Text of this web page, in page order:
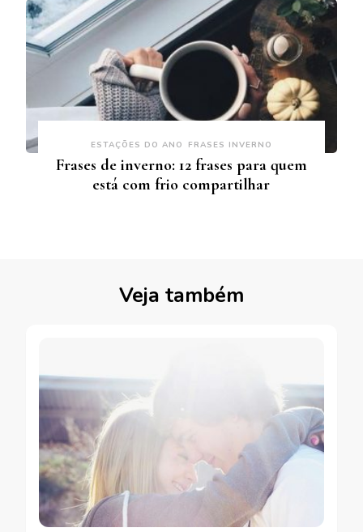
ESTAÇÕES DO ANO FRASES INVERNO
Frases de inverno: 12 frases para quem
está com frio compartilhar
Veja também